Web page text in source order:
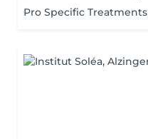
Pro Specific Treatments